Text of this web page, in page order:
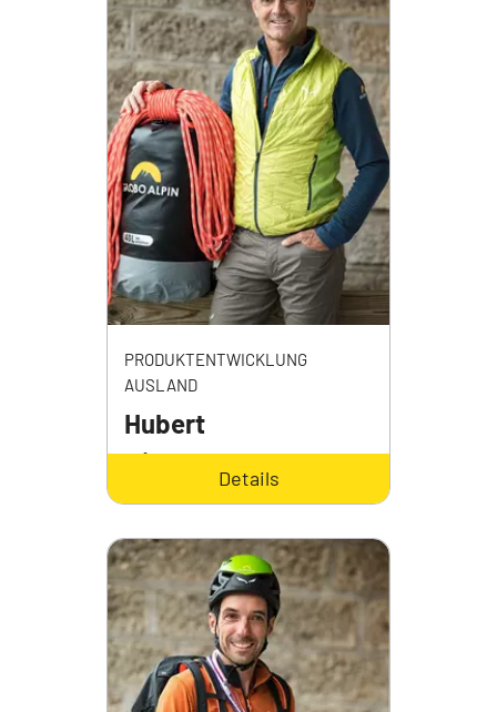
PRODUKTENTWICKLUNG
AUSLAND
Hubert
Niederwolfsgruber
Details